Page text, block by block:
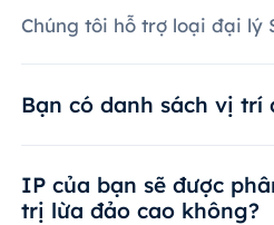
Chúng tôi hỗ trợ loại đại lý
Bạn có danh sách vị trí
IP của bạn sẽ được
trị lừa đảo cao không?